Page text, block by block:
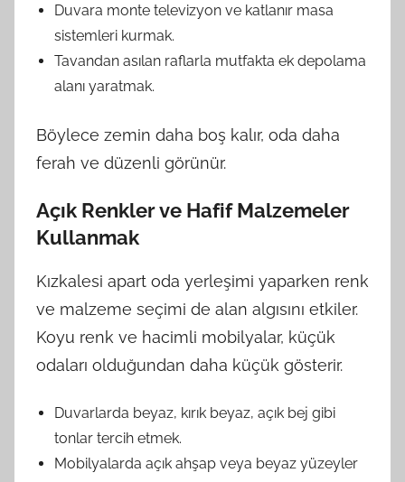
Duvara monte televizyon ve katlanır masa
sistemleri kurmak.
Tavandan asılan raflarla mutfakta ek depolama
alanı yaratmak.
Böylece zemin daha boş kalır, oda daha
ferah ve düzenli görünür.
Açık Renkler ve Hafif Malzemeler
Kullanmak
Kızkalesi apart oda yerleşimi yaparken renk
ve malzeme seçimi de alan algısını etkiler.
Koyu renk ve hacimli mobilyalar, küçük
odaları olduğundan daha küçük gösterir.
Duvarlarda beyaz, kırık beyaz, açık bej gibi
tonlar tercih etmek.
Mobilyalarda açık ahşap veya beyaz yüzeyler